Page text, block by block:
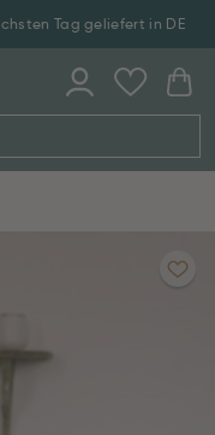
Tag geliefert in DE